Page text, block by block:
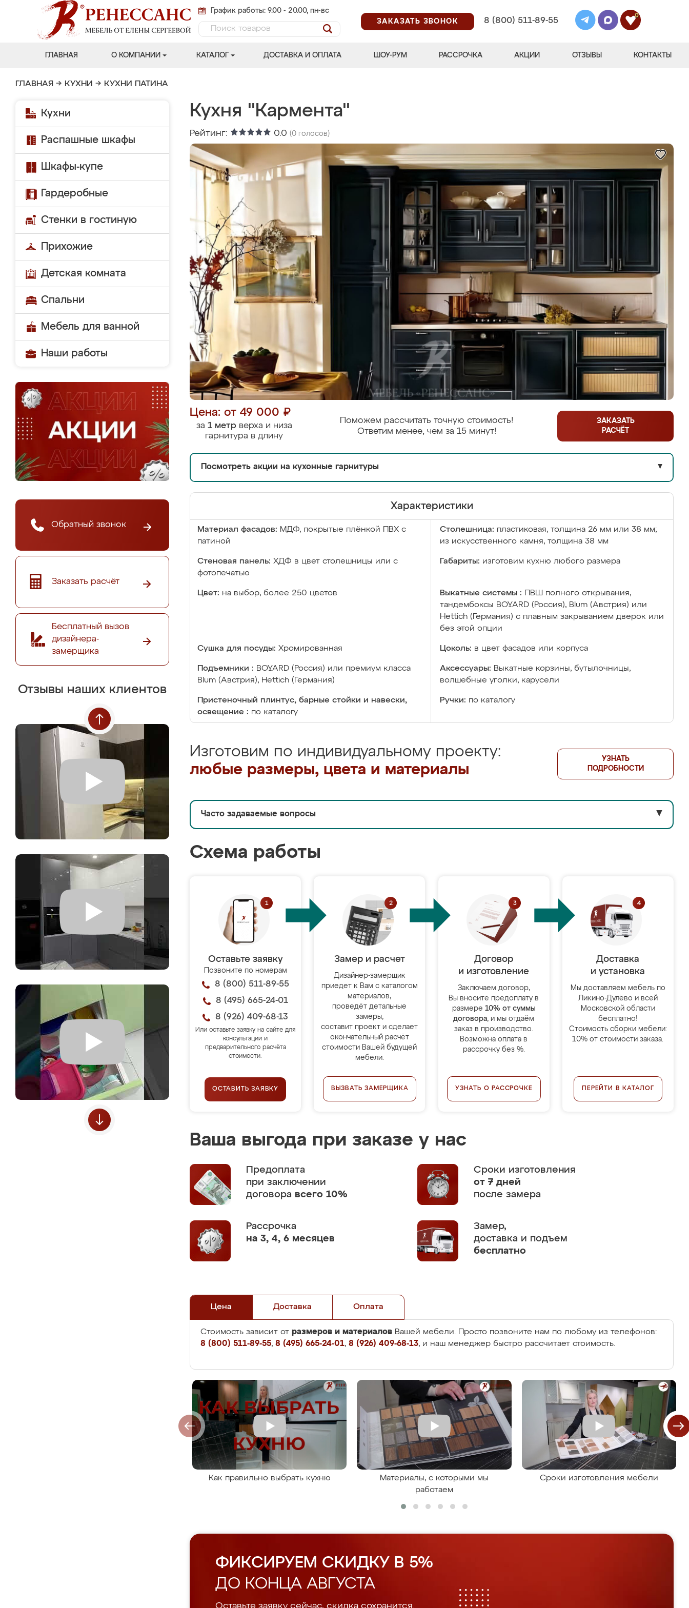
График работы: 9.00 - 20.00, пн-вс
ЗАКАЗАТЬ ЗВОНОК
8 (800) 511-89-55
0
ГЛАВНАЯ О КОМПАНИИ КАТАЛОГ ДОСТАВКА И ОПЛАТА ШОУ-РУМ РАССРОЧКА АКЦИИ ОТЗЫВЫ КОНТАКТЫ
ГЛАВНАЯ → КУХНИ → КУХНИ ПАТИНА
Кухни
Распашные шкафы
Шкафы-купе
Гардеробные
Стенки в гостиную
Прихожие
Детская комната
Спальни
Мебель для ванной
Наши работы
Обратный звонок
Заказать расчёт
Бесплатный вызов
дизайнера-
замерщика
Отзывы наших клиентов
Кухня "Кармента"
Рейтинг: 0.0 (0 голосов)
Цена: от 49 000 ₽
за 1 метрверха и низа
гарнитура в длину
Поможем рассчитать точную стоимость!
Ответим менее, чем за 15 минут!
ЗАКАЗАТЬ
РАСЧЁТ
Посмотреть акции на кухонные гарнитуры ▼
Характеристики
Материал фасадов: МДФ, покрытые плёнкой ПВХ с
патиной
Столешница: пластиковая, толщина 26 мм или 38 мм;
из искусственного камня, толщина 38 мм
Стеновая панель: ХДФ в цвет столешницы или с
фотопечатью
Габариты: изготовим кухню любого размера
Цвет: на выбор, более 250 цветов Выкатные системы :
ПВШ полного открывания,
тандембоксы BOYARD (Россия), Blum (Австрия) или
Hettich (Германия) с плавным закрыванием дверок или
без этой опции
Сушка для посуды: Хромированная Цоколь: в цвет фасадов или корпуса
Подъемники : BOYARD (Россия) или премиум класса
Blum (Австрия), Hettich (Германия)
Аксессуары: Выкатные корзины, бутылочницы,
волшебные уголки, карусели
Пристеночный плинтус, барные стойки и навески,
освещение : по каталогу
Ручки: по каталогу
Изготовим по индивидуальному проекту:
любые размеры, цвета и материалы
УЗНАТЬ
ПОДРОБНОСТИ
Часто задаваемые вопросы ▼
Схема работы
Оставьте заявку
Позвоните по номерам
8 (800) 511-89-55
8 (495) 665-24-01
8 (926) 409-68-13
Или оставьте заявку на сайте для
консультации и
предварительного расчёта
стоимости.
ОСТАВИТЬ ЗАЯВКУ
Замер и расчет
Дизайнер-замерщик
приедет к Вам с каталогом
материалов,
проведёт детальные
замеры,
составит проект и сделает
окончательный расчёт
стоимости Вашей будущей
мебели.
ВЫЗВАТЬ ЗАМЕРЩИКА
Договор
и изготовление
Заключаем договор,
Вы вносите предоплату в
размере 10% от суммы
договора, и мы отдаём
заказ в производство.
Возможна оплата в
рассрочку без %.
УЗНАТЬ О РАССРОЧКЕ
Доставка
и установка
Мы доставляем мебель по
Ликино-Дулёво и всей
Московской области
бесплатно!
Стоимость сборки мебели:
10% от стоимости заказа.
ПЕРЕЙТИ В КАТАЛОГ
Ваша выгода при заказе у нас
Предоплата
при заключении
договора всего 10%
Сроки изготовления
от 7 дней
после замера
Рассрочка
на 3, 4, 6 месяцев
Замер,
доставка и подъем
бесплатно
Цена Доставка Оплата
Стоимость зависит от размеров и материалов Вашей мебели. Просто позвоните нам по любому из телефонов:
8 (800) 511-89-55, 8 (495) 665-24-01, 8 (926) 409-68-13, и наш менеджер быстро рассчитает стоимость.
Как правильно выбрать кухню
Материалы, с которыми мы
работаем
Сроки изготовления мебели
ФИКСИРУЕМ СКИДКУ В 5%
ДО КОНЦА АВГУСТА
Оставьте заявку сейчас, скидка сохранится.